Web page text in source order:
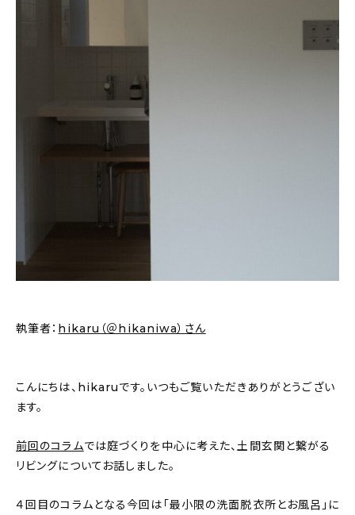
プライバシーポリシー
執筆者： hikaru（＠hikaniwa）さん
こんにちは、hikaruです。いつもご覧いただきありがとうござい
ます。
前回のコラムでは庭づくりを中心に考えた、土間玄関と繋がる
リビングについてお話しました。
４回目のコラムとなる今回は「最小限の洗面脱衣所とお風呂」に